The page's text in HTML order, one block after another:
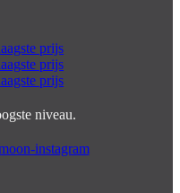
niveau.
instagram